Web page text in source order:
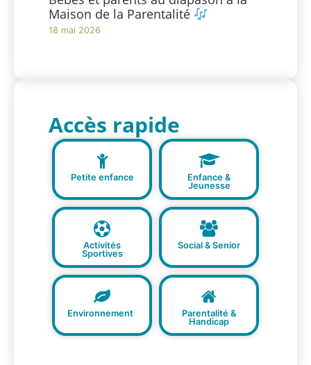
Maison de la Parentalité
18 mai 2026
Accès rapide
Petite enfance
Enfance &
Jeunesse
Activités
Sportives
Social & Senior
Environnement
Parentalité &
Handicap